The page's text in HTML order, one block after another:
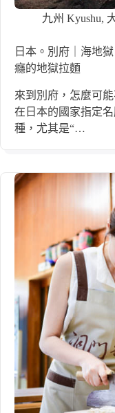
九州 Kyushu,
日本。別府｜海地
癮的地獄拉麵
來到別府，怎麼可
在日本的國家指定
種，尤其是“…